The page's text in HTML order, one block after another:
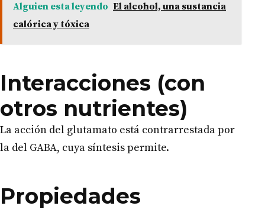
Alguien esta leyendo El alcohol, una sustancia
calórica y tóxica
Interacciones (con
otros nutrientes)
La acción del glutamato está contrarrestada por
la del GABA, cuya síntesis permite.
Propiedades